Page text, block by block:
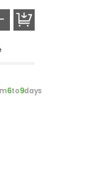
6to9days